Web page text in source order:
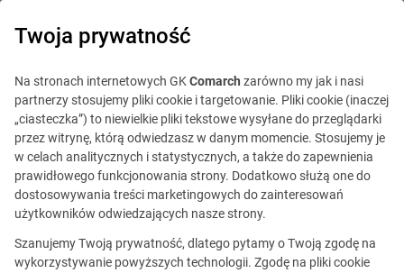
IT Board
Blog Praca w IT
28 lutego 2022
Twoja prywatność
Na stronach internetowych GKComarch zarówno my jak i nasi
partnerzy stosujemy pliki cookie i targetowanie. Pliki cookie (inaczej
„ciasteczka”) to niewielkie pliki tekstowe wysyłane do przeglądarki
przez witrynę, którą odwiedzasz w danym momencie. Stosujemy je
w celach analitycznych i statystycznych, a także do zapewnienia
prawidłowego funkcjonowania strony. Dodatkowo służą one do
dostosowywania treści marketingowych do zainteresowań
użytkowników odwiedzających nasze strony.
Szanujemy Twoją prywatność, dlatego pytamy o Twoją zgodę na
wykorzystywanie powyższych technologii. Zgodę na pliki cookie